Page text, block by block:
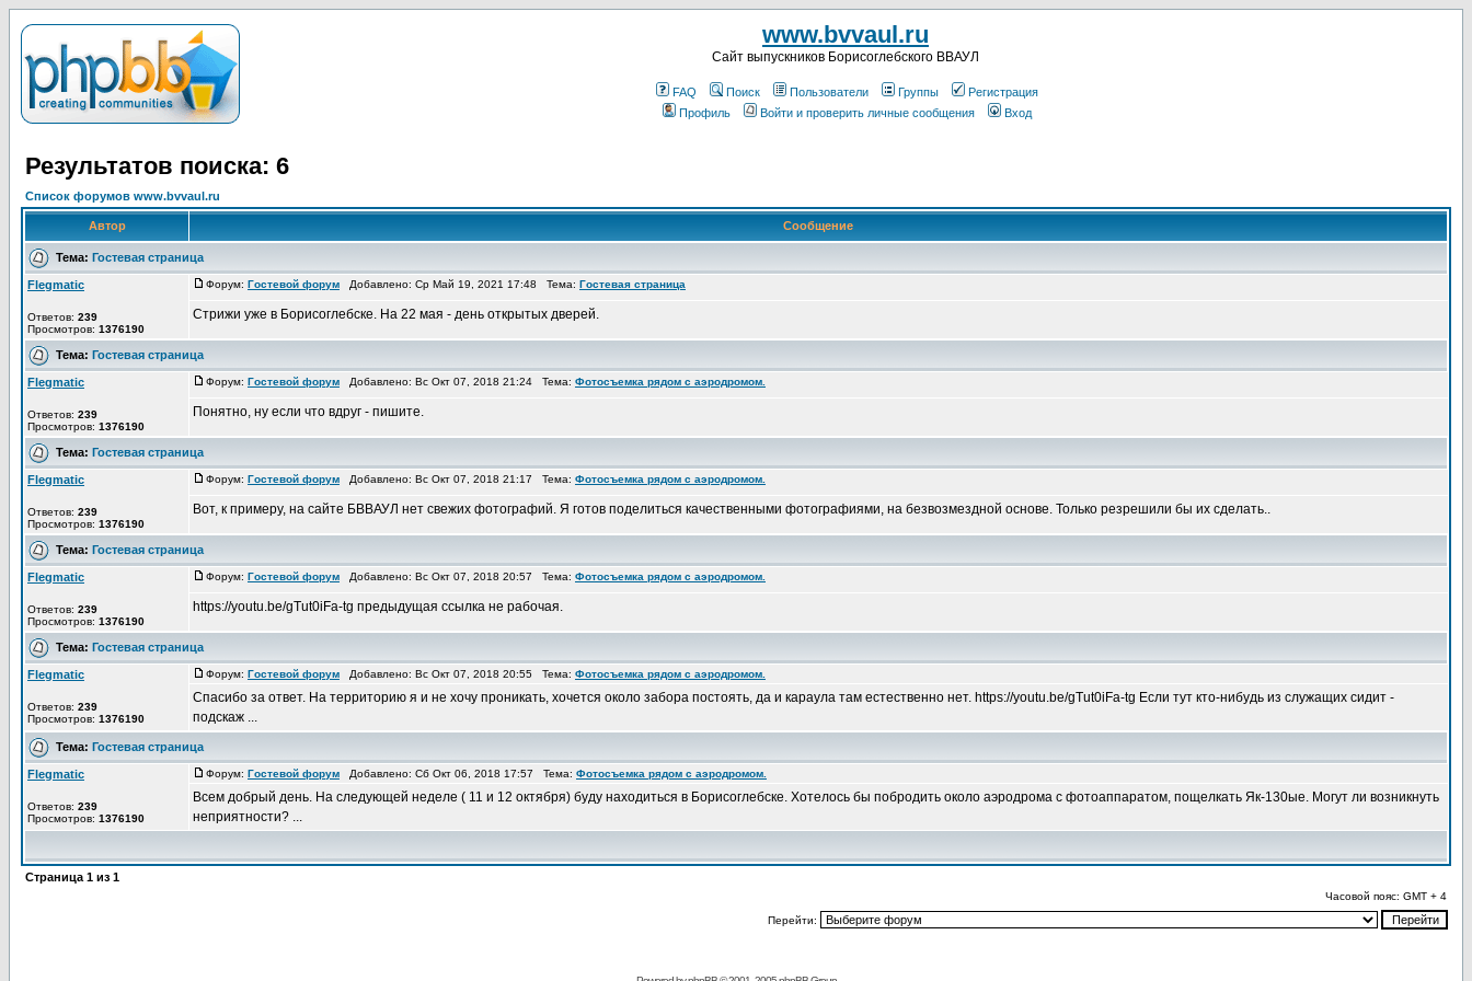
www.bvvaul.ru
Cайт выпускников Борисоглебского ВВАУЛ
FAQ Поиск Пользователи Группы
Регистрация
Профиль
Войти и проверить личные сообщения Вход
Результатов поиска: 6
Список форумов www.bvvaul.ru
Автор Сообщение
Тема: Гостевая страница
Flegmatic
Ответов: 239
Просмотров: 1376190
Форум: Гостевой форум Добавлено: Ср Май 19, 2021 17:48 Тема: Гостевая страница
Стрижи уже в Борисоглебске. На 22 мая - день открытых дверей.
Тема: Гостевая страница
Flegmatic
Ответов: 239
Просмотров: 1376190
Форум: Гостевой форум Добавлено: Вс Окт 07, 2018 21:24 Тема: Фотосъемка рядом с аэродромом.
Понятно, ну если что вдруг - пишите.
Тема: Гостевая страница
Flegmatic
Ответов: 239
Просмотров: 1376190
Форум: Гостевой форум Добавлено: Вс Окт 07, 2018 21:17 Тема: Фотосъемка рядом с аэродромом.
Вот, к примеру, на сайте БВВАУЛ нет свежих фотографий. Я готов поделиться качественными фотографиями, на безвозмездной основе. Только резрешили бы их сделать..
Тема: Гостевая страница
Flegmatic
Ответов: 239
Просмотров: 1376190
Форум: Гостевой форум Добавлено: Вс Окт 07, 2018 20:57 Тема: Фотосъемка рядом с аэродромом.
https://youtu.be/gTut0iFa-tg предыдущая ссылка не рабочая.
Тема: Гостевая страница
Flegmatic
Ответов: 239
Просмотров: 1376190
Форум: Гостевой форум Добавлено: Вс Окт 07, 2018 20:55 Тема: Фотосъемка рядом с аэродромом.
Спасибо за ответ. На территорию я и не хочу проникать, хочется около забора постоять, да и караула там естественно нет. https://youtu.be/gTut0iFa-tg Если тут кто-нибудь из служащих сидит -
подскаж ...
Тема: Гостевая страница
Flegmatic
Ответов: 239
Просмотров: 1376190
Форум: Гостевой форум Добавлено: Сб Окт 06, 2018 17:57 Тема: Фотосъемка рядом с аэродромом.
Всем добрый день. На следующей неделе ( 11 и 12 октября) буду находиться в Борисоглебске. Хотелось бы побродить около аэродрома с фотоаппаратом, пощелкать Як-130ые. Могут ли возникнуть
неприятности? ...
Страница 1 из 1
Часовой пояс: GMT + 4
Перейти: